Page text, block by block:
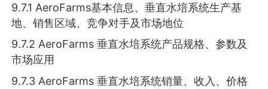
9.7.1 AeroFarms基本信息、垂直水培系统生产基
地、销售区域、竞争对手及市场地位
9.7.2 AeroFarms 垂直水培系统产品规格、参数及
市场应用
9.7.3 AeroFarms 垂直水培系统销量、收入、价格